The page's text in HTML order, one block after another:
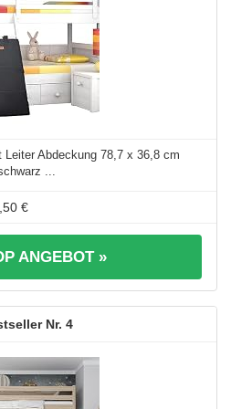
Leiter Abdeckung 78,7 x 36,8 cm
...
€
ANGEBOT »
4